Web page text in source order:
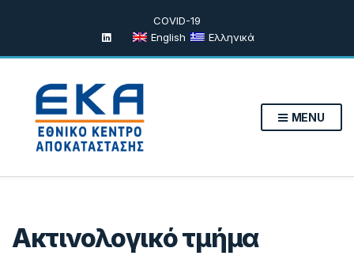
COVID-19
English
Ελληνικά
MENU
Ακτινολογικό τμήμα